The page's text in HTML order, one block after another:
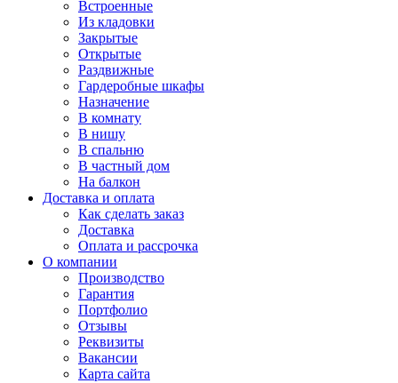
Встроенные
Из кладовки
Закрытые
Открытые
Раздвижные
Гардеробные шкафы
Назначение
В комнату
В нишу
В спальню
В частный дом
На балкон
Доставка и оплата
Как сделать заказ
Доставка
Оплата и рассрочка
О компании
Производство
Гарантия
Портфолио
Отзывы
Реквизиты
Вакансии
Карта сайта